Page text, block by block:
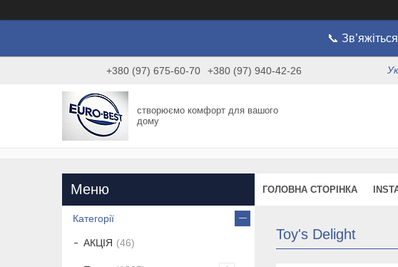
📞
+380 (97) 675-60-70 +380 (97) 940-42-26
створюємо комфорт для вашого
дому
ГОЛОВНА СТОРІНКА
Toy's Delight
Категорії
АКЦІЯ 46